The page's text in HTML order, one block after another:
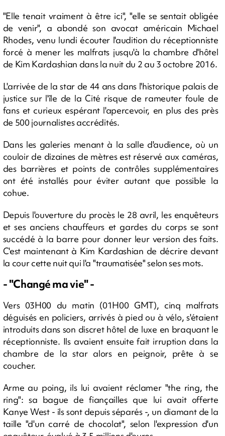
"Elle tenait vraiment à être ici", "elle se sentait obligée
de venir", a abondé son avocat américain Michael
Rhodes, venu lundi écouter l'audition du réceptionniste
forcé à mener les malfrats jusqu'à la chambre d'hôtel
de Kim Kardashian dans la nuit du 2 au 3 octobre 2016.
L'arrivée de la star de 44 ans dans l'historique palais de
justice sur l'île de la Cité risque de rameuter foule de
fans et curieux espérant l'apercevoir, en plus des près
de 500 journalistes accrédités.
Dans les galeries menant à la salle d'audience, où un
couloir de dizaines de mètres est réservé aux caméras,
des barrières et points de contrôles supplémentaires
ont été installés pour éviter autant que possible la
cohue.
Depuis l'ouverture du procès le 28 avril, les enquêteurs
et ses anciens chauffeurs et gardes du corps se sont
succédé à la barre pour donner leur version des faits.
C'est maintenant à Kim Kardashian de décrire devant
la cour cette nuit qui l'a "traumatisée" selon ses mots.
- "Changé ma vie" -
Vers 03H00 du matin (01H00 GMT), cinq malfrats
déguisés en policiers, arrivés à pied ou à vélo, s'étaient
introduits dans son discret hôtel de luxe en braquant le
réceptionniste. Ils avaient ensuite fait irruption dans la
chambre de la star alors en peignoir, prête à se
coucher.
Arme au poing, ils lui avaient réclamer "the ring, the
ring": sa bague de fiançailles que lui avait offerte
Kanye West - ils sont depuis séparés -, un diamant de la
taille "d'un carré de chocolat", selon l'expression d'un